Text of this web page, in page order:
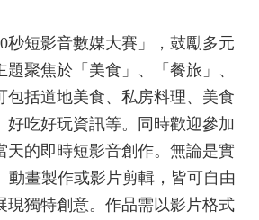
秒短影音數媒大賽」，鼓勵多元
聚焦於「美食」、「餐旅」、
包括道地美食、私房料理、美食
好吃好玩資訊等。同時歡迎參加
天的即時短影音創作。無論是實
動畫製作或影片剪輯，皆可自由
現獨特創意。作品需以影片格式